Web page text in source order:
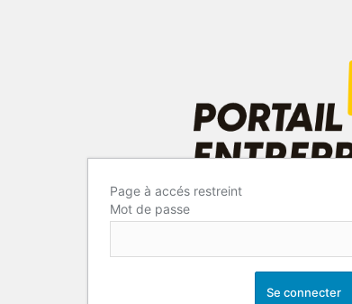
Page à accés restreint
Mot de passe